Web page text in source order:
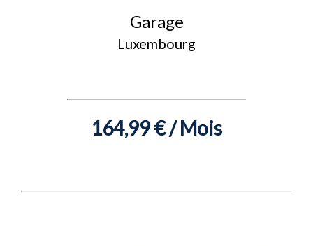
Garage
Luxembourg
164,99 € / Mois